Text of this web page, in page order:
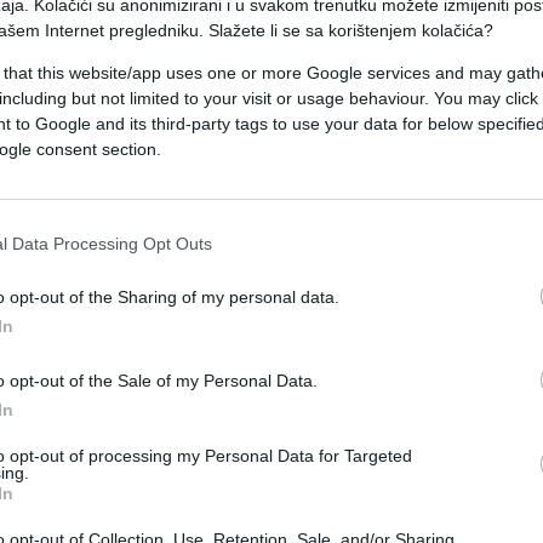
Kolačići su anonimizirani i u svakom trenutku možete izmijeniti
Internet pregledniku. Slažete li se sa korištenjem kolačića?
that this website/app uses one or more Google services and may
but not limited to your visit or usage behaviour. You may
to Google and its third-party tags to use your data for below
consent section.
Data Processing Opt Outs
opt-out of the Sharing of my personal data.
opt-out of the Sale of my Personal Data.
opt-out of processing my Personal Data for Targeted
okvira, dugoročnih i kratkoročnih mjera za
za unaprjeđenja kvalitete zraka u bh.
aplikaciju sa podacima o kvalitetu zraka,